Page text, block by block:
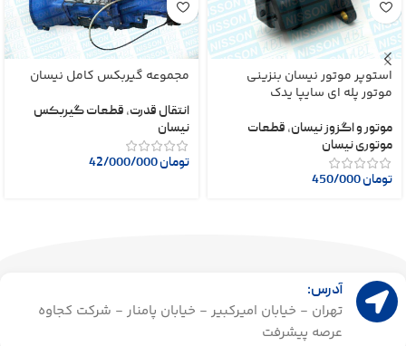
استوپر موتور نیسان بنزینی
موتور پله ای سایپا یدک
موتور و اگزوز نیسان, قطعات
موتوری نیسان
تومان
مجموعه گیربکس کامل نیسان
انتقال قدرت, قطعات گیربکس
نیسان
تومان
آدرس:
تهران - خیابان امیرکبیر - خیابان پامنار - شرکت کجاوه
عرصه پیشرفت